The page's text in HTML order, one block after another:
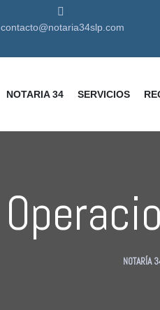
contacto@notaria34slp.com
NOTARIA 34 SERVICIOS
NOTARÍA